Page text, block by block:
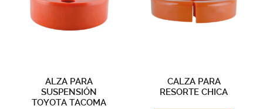
ALZA PARA
SUSPENSIÓN
TOYOTA TACOMA
CALZA PARA
RESORTE CHICA